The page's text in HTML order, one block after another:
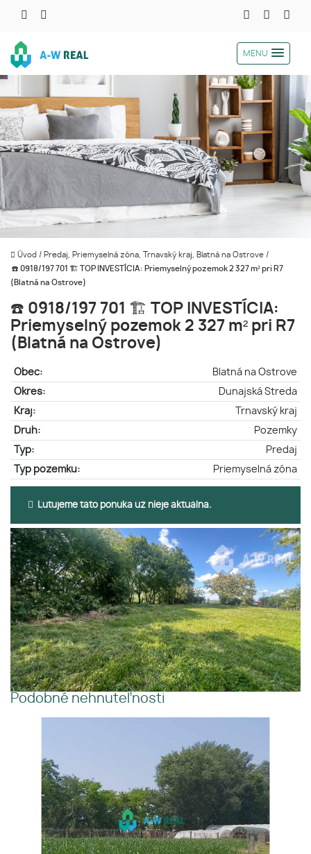
MENU
Úvod / Predaj, Priemyselná zóna, Trnavský kraj, Blatná na Ostrove /
☎️ 0918/197 701 🏗️ TOP INVESTÍCIA: Priemyselný pozemok 2 327 m² pri R7
(Blatná na Ostrove)
☎️ 0918/197 701 🏗️ TOP INVESTÍCIA:
Priemyselný pozemok 2 327 m² pri R7
(Blatná na Ostrove)
Obec:
Blatná na Ostrove
Okres:
Dunajská Streda
Kraj:
Trnavský kraj
Druh:
Pozemky
Typ:
Predaj
Typ pozemku:
Priemyselná zóna
Ľutujeme táto ponuka už nieje aktuálna.
Podobné nehnuteľnosti